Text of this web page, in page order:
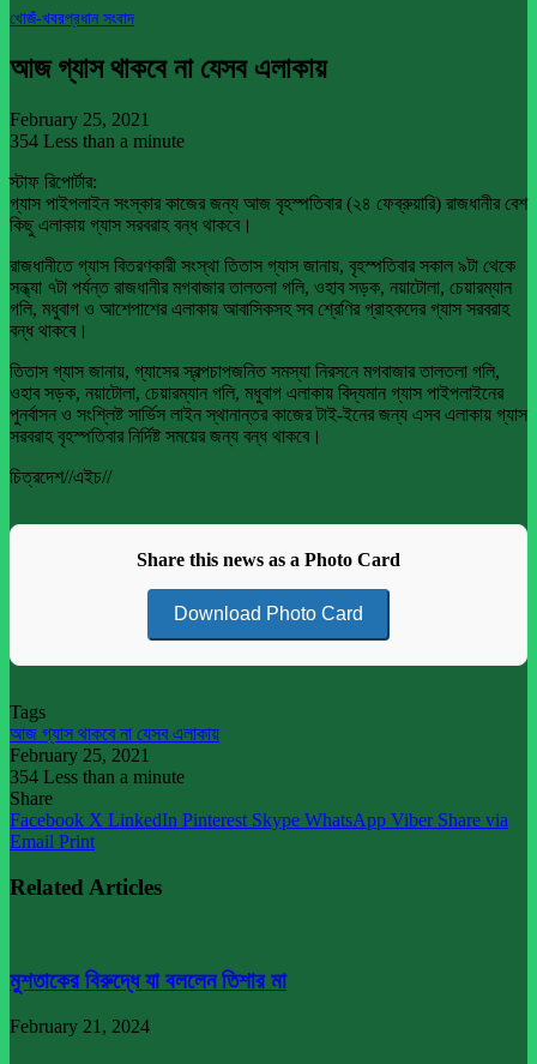
খােজঁ-খবরপ্রধান সংবাদ
আজ গ্যাস থাকবে না যেসব এলাকায়
February 25, 2021
354 Less than a minute
স্টাফ রিপোর্টার:
গ্যাস পাইপলাইন সংস্কার কাজের জন্য আজ বৃহস্পতিবার (২৪ ফেব্রুয়ারি) রাজধানীর বেশ
কিছু এলাকায় গ্যাস সরবরাহ বন্ধ থাকবে।
রাজধানীতে গ্যাস বিতরণকারী সংস্থা তিতাস গ্যাস জানায়, বৃহস্পতিবার সকাল ৯টা থেকে
সন্ধ্যা ৭টা পর্যন্ত রাজধানীর মগবাজার তালতলা গলি, ওহাব সড়ক, নয়াটোলা, চেয়ারম্যান
গলি, মধুবাগ ও আশেপাশের এলাকায় আবাসিকসহ সব শ্রেণির গ্রাহকদের গ্যাস সরবরাহ
বন্ধ থাকবে।
তিতাস গ্যাস জানায়, গ্যাসের স্বল্পচাপজনিত সমস্যা নিরসনে মগবাজার তালতলা গলি,
ওহাব সড়ক, নয়াটোলা, চেয়ারম্যান গলি, মধুবাগ এলাকায় বিদ্যমান গ্যাস পাইপলাইনের
পুনর্বাসন ও সংশ্লিষ্ট সার্ভিস লাইন স্থানান্তর কাজের টাই-ইনের জন্য এসব এলাকায় গ্যাস
সরবরাহ বৃহস্পতিবার নির্দিষ্ট সময়ের জন্য বন্ধ থাকবে।
চিত্রদেশ//এইচ//
Share this news as a Photo Card
Download Photo Card
Tags
আজ গ্যাস থাকবে না যেসব এলাকায়
February 25, 2021
354 Less than a minute
Share
Facebook X LinkedIn Pinterest Skype WhatsApp Viber Share via
Email Print
Related Articles
মুশতাকের বিরুদ্ধে যা বললেন তিশার মা
February 21, 2024